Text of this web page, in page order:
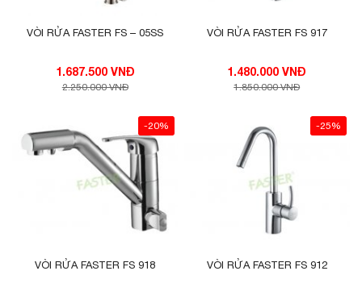
VÒI RỬA FASTER FS – 05SS
1.687.500 VNĐ
2.250.000 VNĐ
VÒI RỬA FASTER FS 917
1.480.000 VNĐ
1.850.000 VNĐ
-20%
VÒI RỬA FASTER FS 918
-25%
VÒI RỬA FASTER FS 912